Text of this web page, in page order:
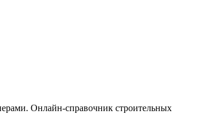
Онлайн-справочник строительных